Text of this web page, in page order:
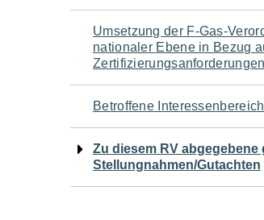
Navigation
für
den
Seiteninhalt
Umsetzung der F-Gas-
nationaler Ebene in Bezug
Betroffene
Zu diesem RV
Stellungnahmen/Gutachten